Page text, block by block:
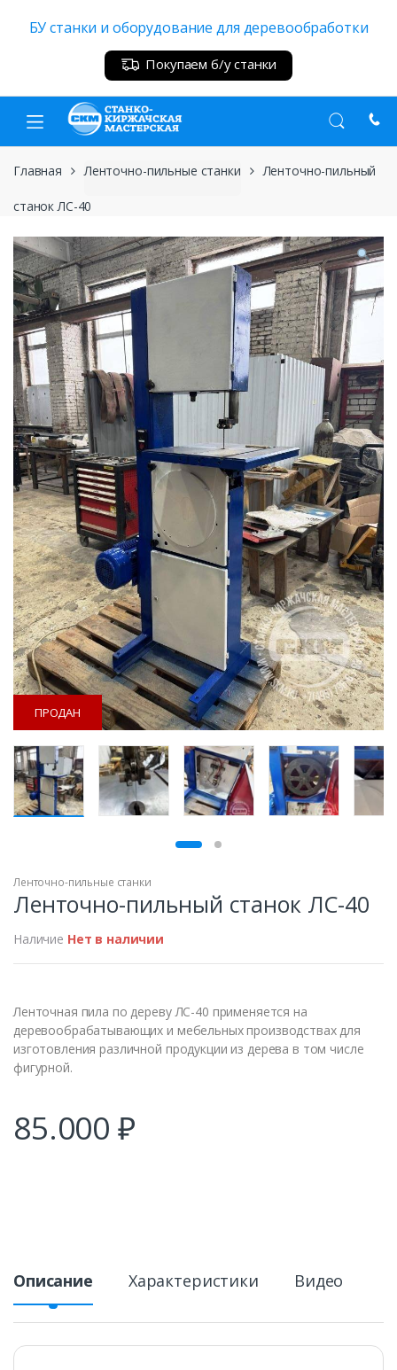
БУ станки и оборудование для деревообработки
Покупаем б/у станки
Главная Ленточно-пильные станки Ленточно-пильный
станок ЛС-40
ПРОДАН
ПРОДАН
Ленточно-пильные станки
Ленточно-пильный станок ЛС-40
Наличие Нет в наличии
Ленточная пила по дереву ЛС-40 применяется на
деревообрабатывающих и мебельных производствах для
изготовления различной продукции из дерева в том числе
фигурной.
85.000₽
Описание Характеристики Видео